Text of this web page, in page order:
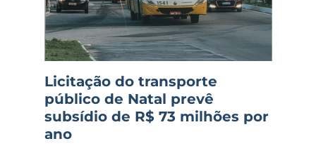
Licitação do transporte
público de Natal prevê
subsídio de R$ 73 milhões por
ano